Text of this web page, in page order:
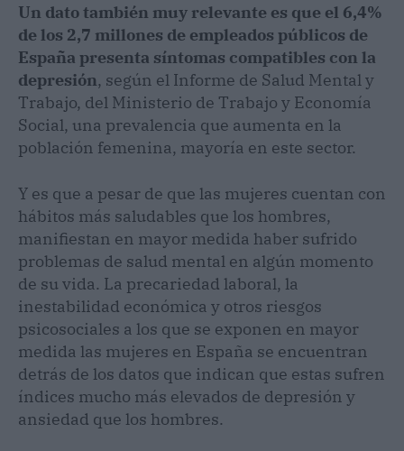
Un dato también muy relevante es que el 6,4%
de los 2,7 millones de empleados públicos de
España presenta síntomas compatibles con la
depresión, según el Informe de Salud Mental y
Trabajo, del Ministerio de Trabajo y Economía
Social, una prevalencia que aumenta en la
población femenina, mayoría en este sector.
Y es que a pesar de que las mujeres cuentan con
hábitos más saludables que los hombres,
manifiestan en mayor medida haber sufrido
problemas de salud mental en algún momento
de su vida. La precariedad laboral, la
inestabilidad económica y otros riesgos
psicosociales a los que se exponen en mayor
medida las mujeres en España se encuentran
detrás de los datos que indican que estas sufren
índices mucho más elevados de depresión y
ansiedad que los hombres.